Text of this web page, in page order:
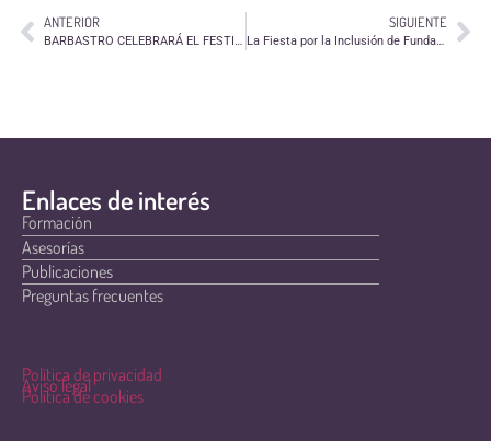
ANTERIOR
BARBASTRO CELEBRARÁ EL FESTIVAL DE VOLUNTARIADO “MUEVE BARBASTRO” EL 4 DE OCTUBRE EN LA PLAZA DE SAN FRANCISCO
SIGUIENTE
La Fiesta por la Inclusión de Fundación Dfa ya tiene fecha: el 19 de octubre
Enlaces de interés
Formación
Asesorías
Publicaciones
Preguntas frecuentes
Política de privacidad
Aviso legal
Política de cookies